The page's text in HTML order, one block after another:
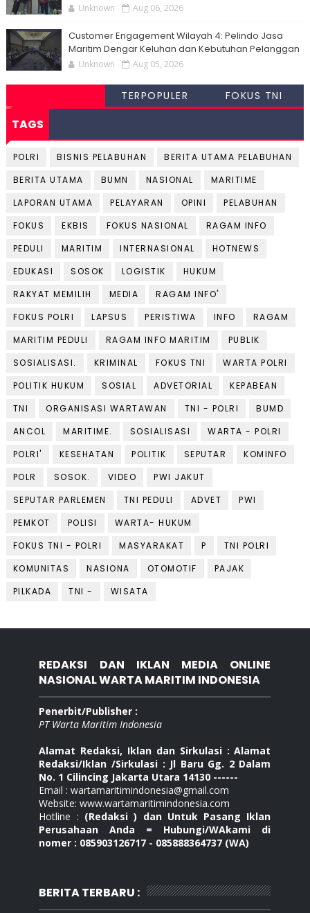
Unknown Aug 06, 2026
Customer Engagement Wilayah 4: Pelindo Jasa
Maritim Dengar Keluhan dan Kebutuhan Pelanggan
Unknown Aug 05, 2026
TERPOPULER FOKUS TNI
TAGS
POLRI BISNIS PELABUHAN
BERITA UTAMA PELABUHAN
BERITA UTAMA
BUMN NASIONAL
MARITIME
LAPORAN UTAMA
PELAYARAN OPINI
PELABUHAN
FOKUS
EKBIS FOKUS NASIONAL
RAGAM INFO
PEDULI
MARITIM INTERNASIONAL
HOTNEWS
EDUKASI
SOSOK LOGISTIK
HUKUM
RAKYAT MEMILIH
MEDIA
RAGAM INFO'
FOKUS POLRI
LAPSUS PERISTIWA INFO
RAGAM
MARITIM PEDULI
RAGAM INFO MARITIM
PUBLIK
SOSIALISASI.
KRIMINAL FOKUS TNI
WARTA POLRI
POLITIK HUKUM
SOSIAL ADVETORIAL
KEPABEAN
TNI
ORGANISASI WARTAWAN TNI - POLRI
BUMD
ANCOL
MARITIME. SOSIALISASI
WARTA - POLRI
POLRI'
KESEHATAN POLITIK SEPUTAR
KOMINFO
POLR
SOSOK. VIDEO
PWI JAKUT
SEPUTAR PARLEMEN
TNI PEDULI ADVET
PWI
PEMKOT
POLISI
WARTA- HUKUM
FOKUS TNI - POLRI
MASYARAKAT P
TNI POLRI
KOMUNITAS
NASIONA OTOMOTIF
PAJAK
PILKADA
TNI - WISATA
REDAKSI DAN IKLAN MEDIA ONLINE
NASIONAL WARTA MARITIM INDONESIA
Penerbit/Publisher :
PT Warta Maritim Indonesia
Alamat Redaksi, Iklan dan Sirkulasi : Alamat
Redaksi/Iklan /Sirkulasi : Jl Baru Gg. 2 Dalam
No. 1 Cilincing Jakarta Utara 14130 ------
Email : wartamaritimindonesia@gmail.com
Website: www.wartamaritimindonesia.com
Hotline : (Redaksi ) dan Untuk Pasang Iklan
Perusahaan Anda = Hubungi/WAkami di
nomer : 085903126717 - 085888364737 (WA)
BERITA TERBARU :